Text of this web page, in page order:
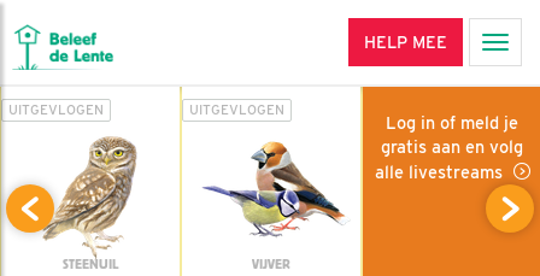
HELP MEE
UITGEVLOGEN
STEENUIL
UITGEVLOGEN
VIJVER
Log in of meld je
gratis aan en volg
alle livestreams